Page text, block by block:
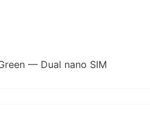
— Dual nano SIM